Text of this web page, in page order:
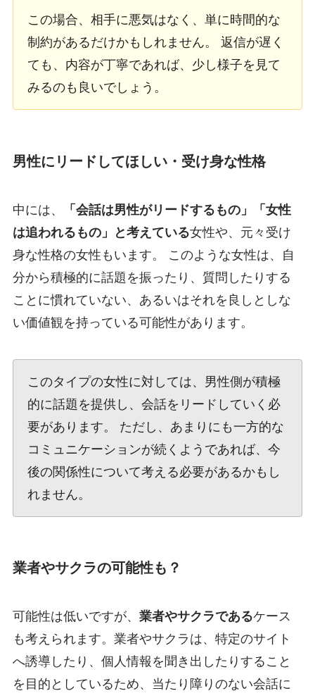
この場合、相手に悪気はなく、単に時間的な
制約があるだけかもしれません。 返信が遅く
ても、内容が丁寧であれば、少し様子を見て
みるのも良いでしょう。
男性にリードしてほしい・受け身な性格
中には、
「会話は男性がリードするもの」「女性
は追われるもの」と考えている女性や、元々受け
身な性格の女性もいます。 このような女性は、自
分から積極的に話題を振ったり、質問したりする
ことに慣れていない、あるいはそれを良しとしな
い価値観を持っている可能性があります。
このタイプの女性に対しては、男性側が積極
的に話題を提供し、会話をリードしていく必
要があります。 ただし、あまりにも一方的な
コミュニケーションが続くようであれば、今
後の関係性について考える必要があるかもし
れません。
業者やサクラの可能性も？
可能性は低いですが、 業者やサクラであるケース
も考えられます。業者やサクラは、特定のサイト
へ誘導したり、個人情報を聞き出したりすること
を目的としているため、当たり障りのない会話に